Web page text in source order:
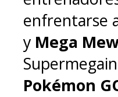
enfrentarse
y Mega
Pokémon